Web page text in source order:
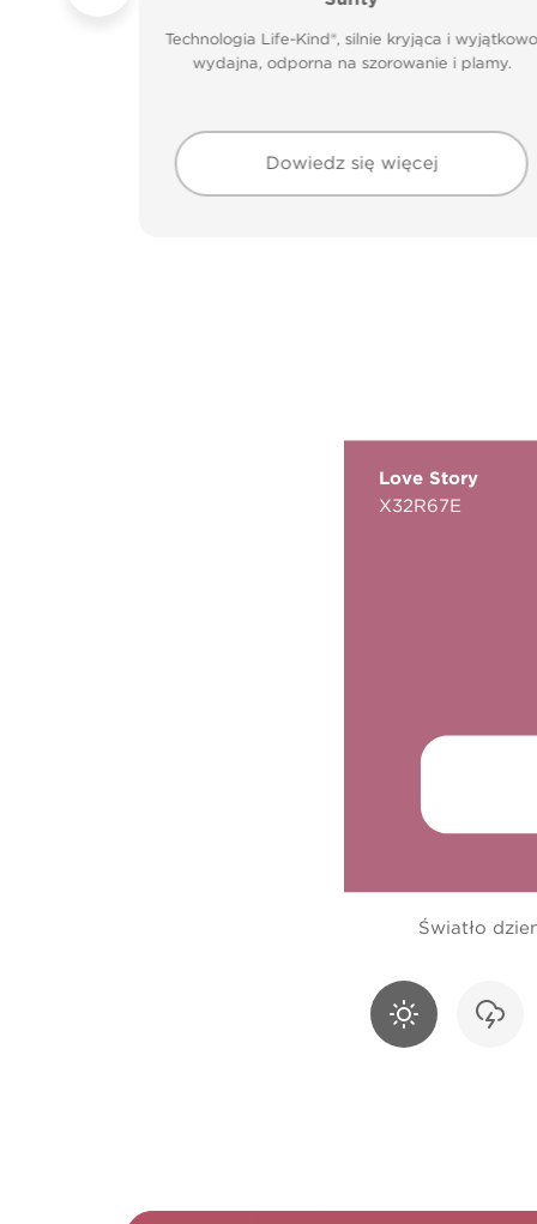
Technologia Life-Kind®, silnie kryjąca i wyjątkowo
wydajna, odporna na szorowanie i plamy.
Dowiedz się więcej
Love Story
X32R67E
Światło